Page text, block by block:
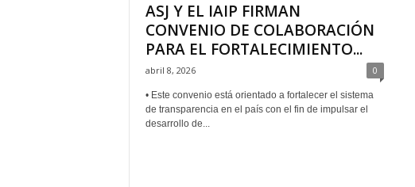
ASJ Y EL IAIP FIRMAN
CONVENIO DE COLABORACIÓN
PARA EL FORTALECIMIENTO...
abril 8, 2026 0
• Este convenio está orientado a fortalecer el sistema
de transparencia en el país con el fin de impulsar el
desarrollo de...